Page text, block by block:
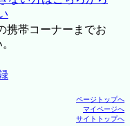
携帯コーナーまでお
ページトップへ
マイページへ
サイトトップへ